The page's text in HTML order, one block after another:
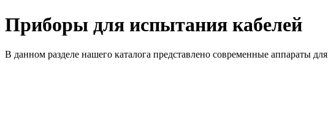
Приборы для испытания кабелей
В данном разделе нашего каталога представлено современные аппараты для